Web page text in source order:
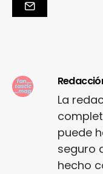
La
puede
seguro
hecho